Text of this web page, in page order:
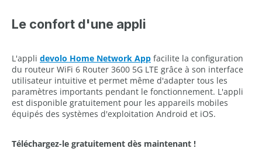
Le confort d'une appli
L'appli devolo Home Network App facilite la configuration
du routeur WiFi 6 Router 3600 5G LTE grâce à son interface
utilisateur intuitive et permet même d'adapter tous les
paramètres importants pendant le fonctionnement. L'appli
est disponible gratuitement pour les appareils mobiles
équipés des systèmes d'exploitation Android et iOS.
Téléchargez-le gratuitement dès maintenant !